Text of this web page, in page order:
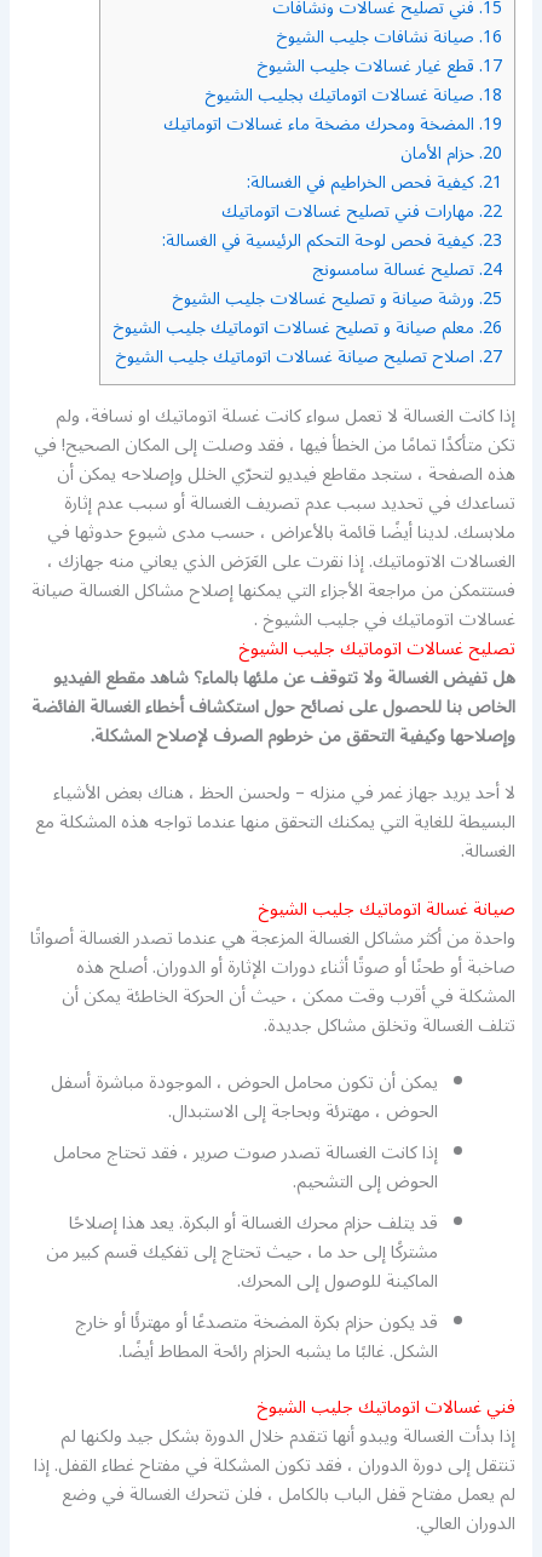
15. فني تصليح غسالات ونشافات
16. صيانة نشافات جليب الشيوخ
17. قطع غيار غسالات جليب الشيوخ
18. صيانة غسالات اتوماتيك بجليب الشيوخ
19. المضخة ومحرك مضخة ماء غسالات اتوماتيك
20. حزام الأمان
21. كيفية فحص الخراطيم في الغسالة:
22. مهارات فني تصليح غسالات اتوماتيك
23. كيفية فحص لوحة التحكم الرئيسية في الغسالة:
24. تصليح غسالة سامسونج
25. ورشة صيانة و تصليح غسالات جليب الشيوخ
26. معلم صيانة و تصليح غسالات اتوماتيك جليب الشيوخ
27. اصلاح تصليح صيانة غسالات اتوماتيك جليب الشيوخ
إذا كانت الغسالة لا تعمل سواء كانت غسلة اتوماتيك او نسافة، ولم
تكن متأكدًا تمامًا من الخطأ فيها ، فقد وصلت إلى المكان الصحيح! في
هذه الصفحة ، ستجد مقاطع فيديو لتحرّي الخلل وإصلاحه يمكن أن
تساعدك في تحديد سبب عدم تصريف الغسالة أو سبب عدم إثارة
ملابسك. لدينا أيضًا قائمة بالأعراض ، حسب مدى شيوع حدوثها في
الغسالات الاتوماتيك. إذا نقرت على العَرَض الذي يعاني منه جهازك ،
فستتمكن من مراجعة الأجزاء التي يمكنها إصلاح مشاكل الغسالة صيانة
غسالات اتوماتيك في جليب الشيوخ .
تصليح غسالات اتوماتيك جليب الشيوخ
هل تفيض الغسالة ولا تتوقف عن ملئها بالماء؟ شاهد مقطع الفيديو
الخاص بنا للحصول على نصائح حول استكشاف أخطاء الغسالة الفائضة
وإصلاحها وكيفية التحقق من خرطوم الصرف لإصلاح المشكلة.
لا أحد يريد جهاز غمر في منزله – ولحسن الحظ ، هناك بعض الأشياء
البسيطة للغاية التي يمكنك التحقق منها عندما تواجه هذه المشكلة مع
الغسالة.
صيانة غسالة اتوماتيك جليب الشيوخ
واحدة من أكثر مشاكل الغسالة المزعجة هي عندما تصدر الغسالة أصواتًا
صاخبة أو طحنًا أو صوتًا أثناء دورات الإثارة أو الدوران. أصلح هذه
المشكلة في أقرب وقت ممكن ، حيث أن الحركة الخاطئة يمكن أن
تتلف الغسالة وتخلق مشاكل جديدة.
يمكن أن تكون محامل الحوض ، الموجودة مباشرة أسفل
الحوض ، مهترئة وبحاجة إلى الاستبدال.
إذا كانت الغسالة تصدر صوت صرير ، فقد تحتاج محامل
الحوض إلى التشحيم.
قد يتلف حزام محرك الغسالة أو البكرة. يعد هذا إصلاحًا
مشتركًا إلى حد ما ، حيث تحتاج إلى تفكيك قسم كبير من
الماكينة للوصول إلى المحرك.
قد يكون حزام بكرة المضخة متصدعًا أو مهترئًا أو خارج
الشكل. غالبًا ما يشبه الحزام رائحة المطاط أيضًا.
فني غسالات اتوماتيك جليب الشيوخ
إذا بدأت الغسالة ويبدو أنها تتقدم خلال الدورة بشكل جيد ولكنها لم
تنتقل إلى دورة الدوران ، فقد تكون المشكلة في مفتاح غطاء القفل. إذا
لم يعمل مفتاح قفل الباب بالكامل ، فلن تتحرك الغسالة في وضع
الدوران العالي.